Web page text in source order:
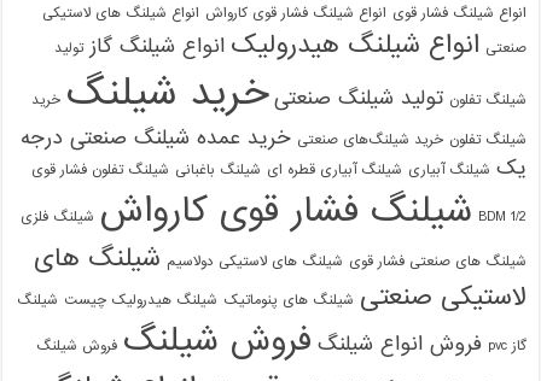
انواع شیلنگ فشار قوی انواع شیلنگ فشار قوی کارواش انواع شیلنگ های لاستیکی
صنعتی انواع شیلنگ هیدرولیک انواع شیلنگ گاز تولید
شیلنگ تفلون تولید شیلنگ صنعتی خرید شیلنگ خرید
شیلنگ تفلون خرید شیلنگ‌های صنعتی خرید عمده شیلنگ صنعتی درجه
یک شیلنگ آبیاری شیلنگ آبیاری قطره ای شیلنگ باغبانی شیلنگ تفلون فشار قوی
1/2 BDM شیلنگ فشار قوی کارواش شیلنگ فلزی
شیلنگ های صنعتی فشار قوی شیلنگ های لاستیکی دولاسیم شیلنگ های
لاستیکی صنعتی شیلنگ های پنوماتیک شیلنگ هیدرولیک چیست شیلنگ
گاز pvc فروش انواع شیلنگ فروش شیلنگ فروش شیلنگ